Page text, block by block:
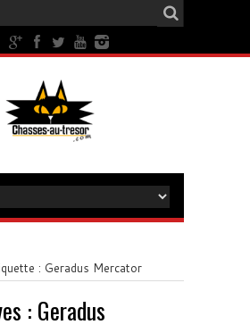
: Geradus Mercator
: Geradus